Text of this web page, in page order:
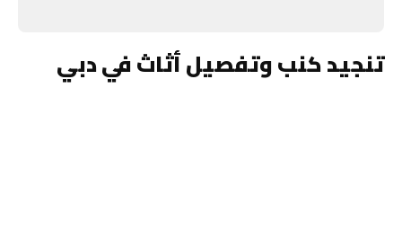
تنجيد كنب وتفصيل أثاث في دبي